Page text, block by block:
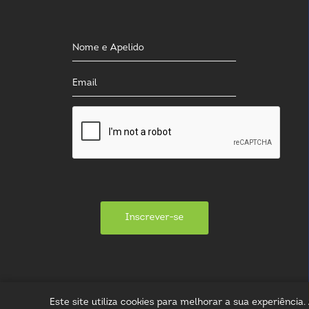
Inscrever-se
Este site utiliza cookies para melhorar a sua